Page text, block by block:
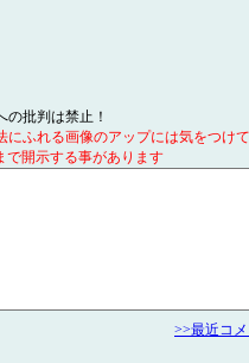
批判は禁止！
ふれる画像のアップには気をつけ
で開示する事があります
>>最近コ